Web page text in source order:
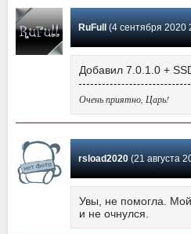
RuFull(4 сентября 2020
Добавил 7.0.1.0 +
Очень приятно, Царь!
rsload2020(21 августа 2020
Увы, не помогла.
и не очнулся.